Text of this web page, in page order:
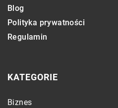
Blog
Polityka prywatności
Regulamin
KATEGORIE
Biznes